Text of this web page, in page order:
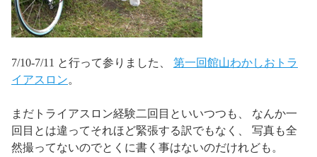
7/10-7/11 と行って参りました、 第一回館山わかしおトラ
イアスロン。
まだトライアスロン経験二回目といいつつも、 なんか一
回目とは違ってそれほど緊張する訳でもなく、 写真も全
然撮ってないのでとくに書く事はないのだけれども。